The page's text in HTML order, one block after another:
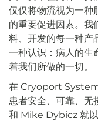
仅仅将物流视为一种
的重要促进因素。我
料、开发的每一种产
一种认识：病人的生
着我们所做的一切。
在 Cryoport
患者安全、可靠、
和 Mike Dybicz 就